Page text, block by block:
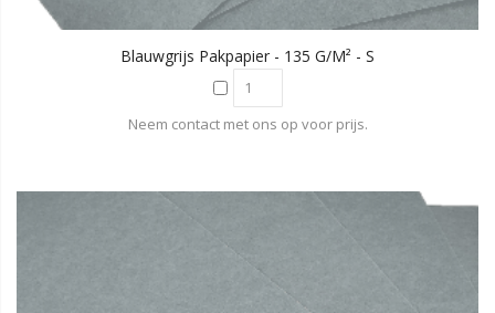
Blauwgrijs Pakpapier - 135 G/m² - S
Neem contact met ons op voor prijs.